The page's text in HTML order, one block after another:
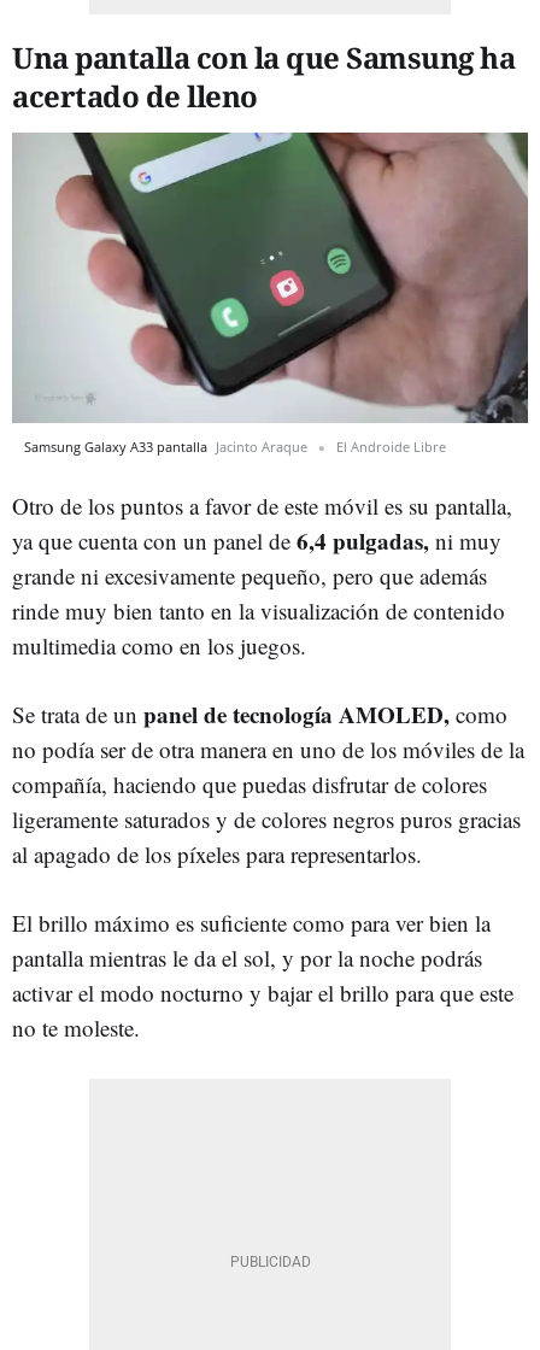
Una pantalla con la que Samsung ha
acertado de lleno
Samsung Galaxy A33 pantalla Jacinto Araque El Androide Libre
Otro de los puntos a favor de este móvil es su pantalla,
ya que cuenta con un panel de 6,4 pulgadas, ni muy
grande ni excesivamente pequeño, pero que además
rinde muy bien tanto en la visualización de contenido
multimedia como en los juegos.
Se trata de un panel de tecnología AMOLED, como
no podía ser de otra manera en uno de los móviles de la
compañía, haciendo que puedas disfrutar de colores
ligeramente saturados y de colores negros puros gracias
al apagado de los píxeles para representarlos.
El brillo máximo es suficiente como para ver bien la
pantalla mientras le da el sol, y por la noche podrás
activar el modo nocturno y bajar el brillo para que este
no te moleste.